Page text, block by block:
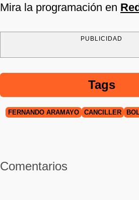
Mira la programación en
PUBLICIDAD
Tags
FERNANDO ARAMAYO CANCILLER
Comentarios